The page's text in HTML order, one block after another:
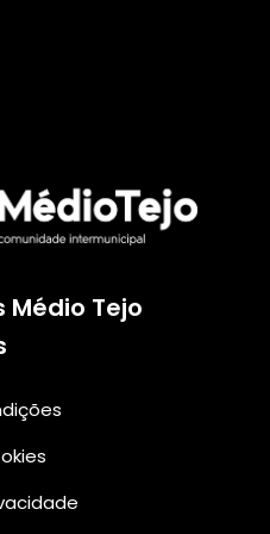
Médio Tejo